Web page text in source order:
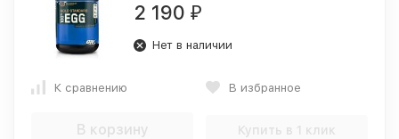
2 190 ₽
Нет в наличии
К сравнению В избранное
В корзину Купить в 1 клик